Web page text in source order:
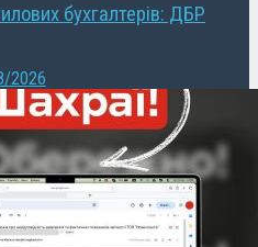
бухгалтерів: ДБР
2026